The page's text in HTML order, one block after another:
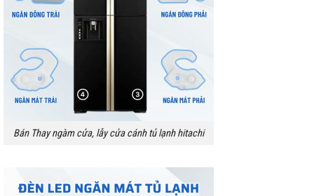
Bán Thay ngàm cửa, lẫy cửa cánh tủ lạnh hitachi